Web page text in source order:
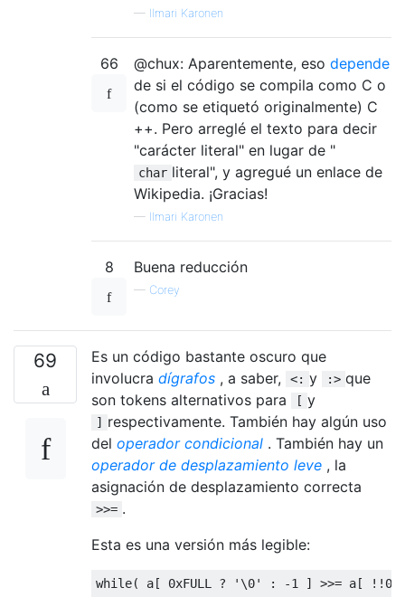
— Ilmari Karonen
66 @chux: Aparentemente, eso depende
de si el código se compila como C o
(como se etiquetó originalmente) C
++. Pero arreglé el texto para decir
"carácter literal" en lugar de "
char literal", y agregué un enlace de
Wikipedia. ¡Gracias!
— Ilmari Karonen
8 Buena reducción
— Corey
69
Es un código bastante oscuro que
involucra dígrafos , a saber, <: y :> que
son tokens alternativos para
[ y
] respectivamente. También hay algún uso
del operador condicional . También hay un
operador de desplazamiento leve , la
asignación de desplazamiento correcta
>>= .
Esta es una versión más legible:
while( a[ 0xFULL ? '\0' : -1 ] >>= a[ !! 0X